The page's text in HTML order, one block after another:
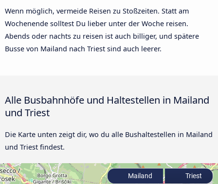
Wenn möglich, vermeide Reisen zu Stoßzeiten. Statt am
Wochenende solltest Du lieber unter der Woche reisen.
Abends oder nachts zu reisen ist auch billiger, und spätere
Busse von Mailand nach Triest sind auch leerer.
Alle Busbahnhöfe und Haltestellen in Mailand
und Triest
Die Karte unten zeigt dir, wo du alle Bushaltestellen in Mailand
und Triest findest.
Mailand Triest